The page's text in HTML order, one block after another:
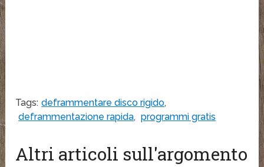
Tags: deframmentare disco rigido,
deframmentazione rapida, programmi gratis
Altri articoli sull'argomento